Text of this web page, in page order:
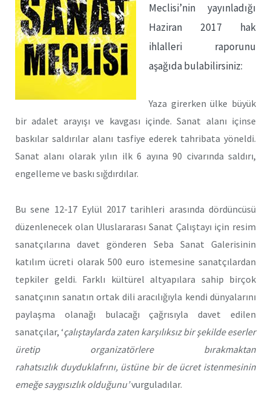
Meclisi’nin yayınladığı
Haziran 2017 hak
ihlalleri raporunu
aşağıda bulabilirsiniz:
Yaza girerken ülke büyük
bir adalet arayışı ve kavgası içinde. Sanat alanı içinse
baskılar saldırılar alanı tasfiye ederek tahribata yöneldi.
Sanat alanı olarak yılın ilk 6 ayına 90 civarında saldırı,
engelleme ve baskı sığdırdılar.
Bu sene 12-17 Eylül 2017 tarihleri arasında dördüncüsü
düzenlenecek olan Uluslararası Sanat Çalıştayı için resim
sanatçılarına davet gönderen Seba Sanat Galerisinin
katılım ücreti olarak 500 euro istemesine sanatçılardan
tepkiler geldi. Farklı kültürel altyapılara sahip birçok
sanatçının sanatın ortak dili aracılığıyla kendi dünyalarını
paylaşma olanağı bulacağı çağrısıyla davet edilen
sanatçılar, ‘çalıştaylarda zaten karşılıksız bir şekilde eserler
üretip organizatörlere bırakmaktan
rahatsızlık duyduklafrını, üstüne bir de ücret istenmesinin
emeğe saygısızlık olduğunu’vurguladılar.